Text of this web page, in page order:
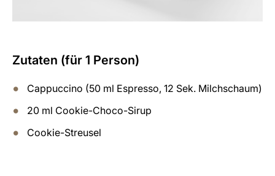
Zutaten (für 1 Person)
Cappuccino (50 ml Espresso, 12 Sek. Milchschaum)
20 ml Cookie-Choco-Sirup
Cookie-Streusel